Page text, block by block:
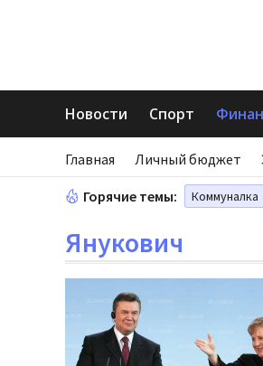
Новости Спорт
Главная Личный бюджет
Горячие темы: Коммуналка
Янукович